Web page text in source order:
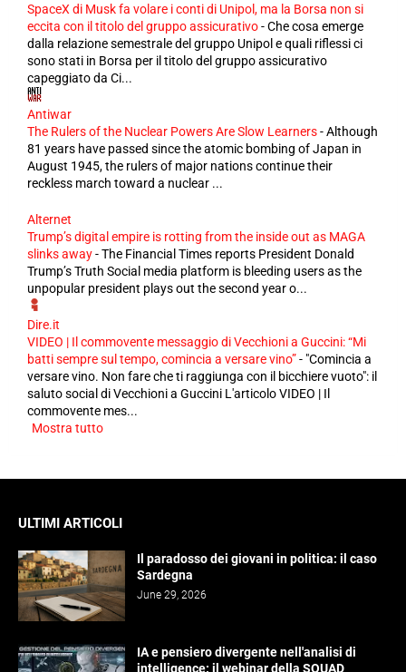
SpaceX di Musk fa volare i conti di Unipol, ma la Borsa non si
eccita con il titolo del gruppo assicurativo-Che cosa emerge
dalla relazione semestrale del gruppo Unipol e quali riflessi ci
sono stati in Borsa per il titolo del gruppo assicurativo
capeggiato da Ci...
Antiwar
The Rulers of the Nuclear Powers Are Slow Learners-Although
81 years have passed since the atomic bombing of Japan in
August 1945, the rulers of major nations continue their
reckless march toward a nuclear ...
Alternet
Trump’s digital empire is rotting from the inside out as MAGA
slinks away-The Financial Times reports President Donald
Trump’s Truth Social media platform is bleeding users as the
unpopular president plays out the second year o...
Dire.it
VIDEO | Il commovente messaggio di Vecchioni a Guccini: “Mi
batti sempre sul tempo, comincia a versare vino”- "Comincia a
versare vino. Non fare che ti raggiunga con il bicchiere vuoto": il
saluto social di Vecchioni a Guccini L'articolo VIDEO | Il
commovente mes...
Mostra tutto
ULTIMI ARTICOLI
Il paradosso dei giovani in politica: il caso
Sardegna
June 29, 2026
IA e pensiero divergente nell'analisi di
intelligence: il webinar della SQUAD